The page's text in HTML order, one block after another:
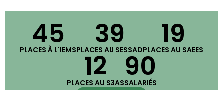
PLACES À L'IEMS
45 PLACES AU SESSAD
39 PLACES AU SAEES
19
PLACES AU S3AS
12 SALARIÉS
90